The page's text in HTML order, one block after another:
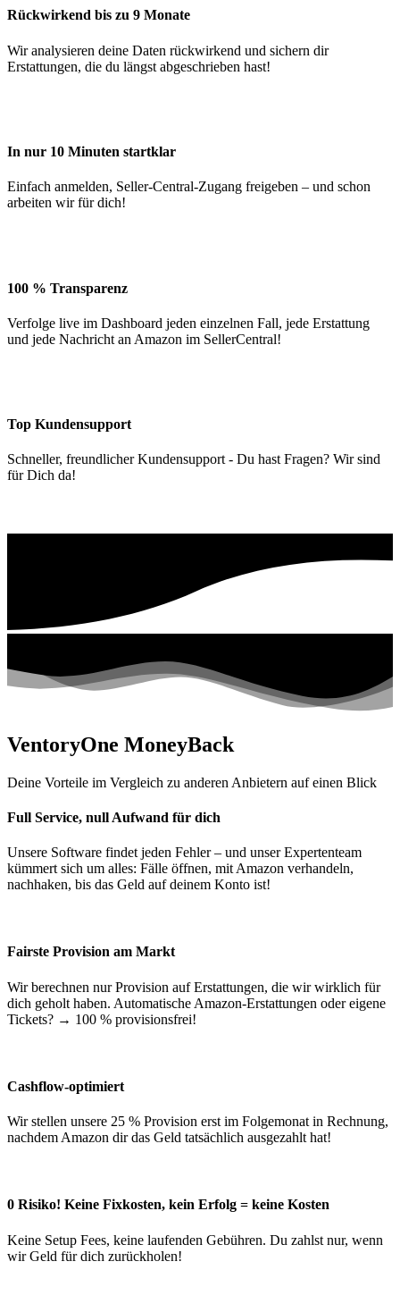
Rückwirkend bis zu 9 Monate
Wir analysieren deine Daten rückwirkend und sichern dir
Erstattungen, die du längst abgeschrieben hast!
In nur 10 Minuten startklar
Einfach anmelden, Seller-Central-Zugang freigeben – und schon
arbeiten wir für dich!
100 % Transparenz
Verfolge live im Dashboard jeden einzelnen Fall, jede Erstattung
und jede Nachricht an Amazon im SellerCentral!
Top Kundensupport
Schneller, freundlicher Kundensupport - Du hast Fragen? Wir sind
für Dich da!
VentoryOne MoneyBack
Deine Vorteile im Vergleich zu anderen Anbietern auf einen Blick
Full Service, null Aufwand für dich
Unsere Software findet jeden Fehler – und unser Expertenteam
kümmert sich um alles: Fälle öffnen, mit Amazon verhandeln,
nachhaken, bis das Geld auf deinem Konto ist!
Fairste Provision am Markt
Wir berechnen nur Provision auf Erstattungen, die wir wirklich für
dich geholt haben. Automatische Amazon-Erstattungen oder eigene
Tickets? → 100 % provisionsfrei!
Cashflow-optimiert
Wir stellen unsere 25 % Provision erst im Folgemonat in Rechnung,
nachdem Amazon dir das Geld tatsächlich ausgezahlt hat!
0 Risiko! Keine Fixkosten, kein Erfolg = keine Kosten
Keine Setup Fees, keine laufenden Gebühren. Du zahlst nur, wenn
wir Geld für dich zurückholen!